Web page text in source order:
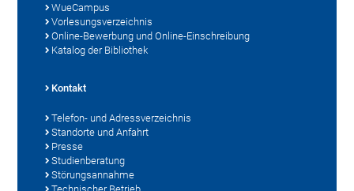
WueCampus
Vorlesungsverzeichnis
Online-Bewerbung und Online-Einschreibung
Katalog der Bibliothek
Kontakt
Telefon- und Adressverzeichnis
Standorte und Anfahrt
Presse
Studienberatung
Störungsannahme